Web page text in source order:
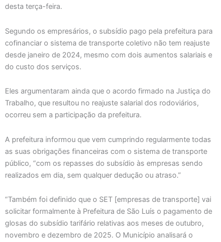
desta terça-feira.
Segundo os empresários, o subsídio pago pela prefeitura para
cofinanciar o sistema de transporte coletivo não tem reajuste
desde janeiro de 2024, mesmo com dois aumentos salariais e
do custo dos serviços.
Eles argumentaram ainda que o acordo firmado na Justiça do
Trabalho, que resultou no reajuste salarial dos rodoviários,
ocorreu sem a participação da prefeitura.
A prefeitura informou que vem cumprindo regularmente todas
as suas obrigações financeiras com o sistema de transporte
público, “com os repasses do subsídio às empresas sendo
realizados em dia, sem qualquer dedução ou atraso.”
“Também foi definido que o SET [empresas de transporte] vai
solicitar formalmente à Prefeitura de São Luís o pagamento de
glosas do subsídio tarifário relativas aos meses de outubro,
novembro e dezembro de 2025. O Município analisará o